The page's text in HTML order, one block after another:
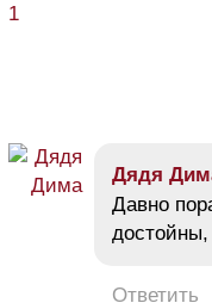
1
Дядя
Давно
достойны,
Ответить